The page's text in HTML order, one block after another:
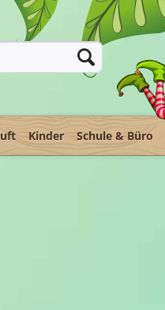
Kinder Schule & Büro